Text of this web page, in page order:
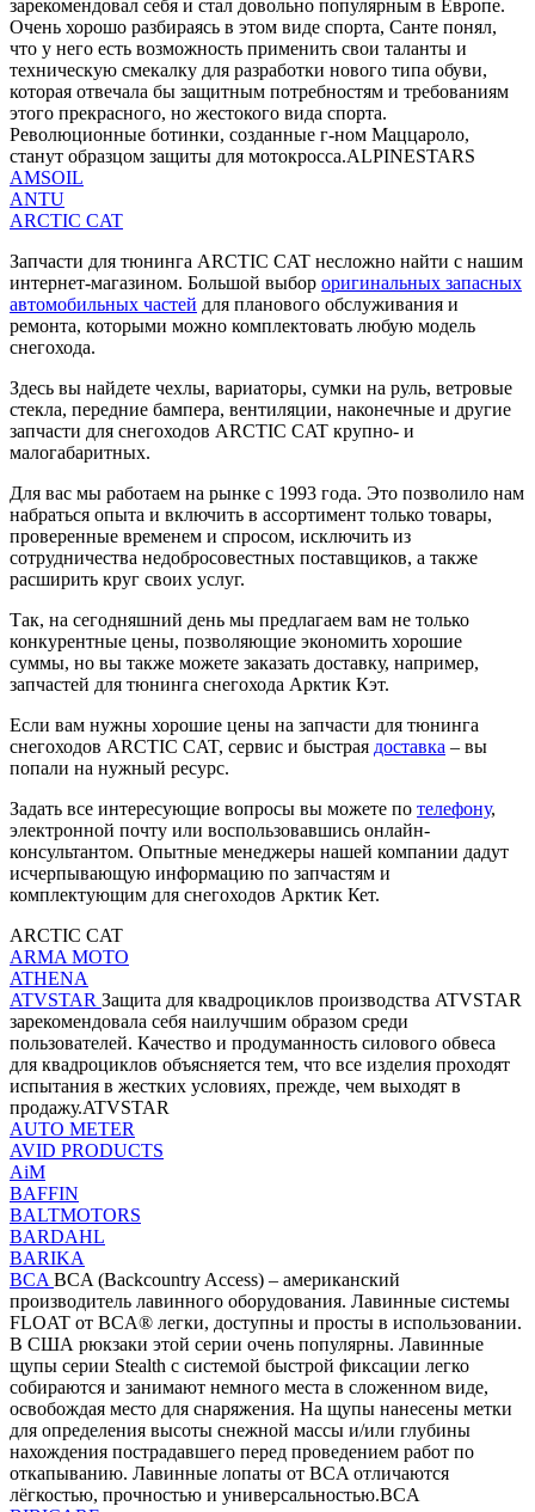
зарекомендовал себя и стал довольно популярным в Европе.
Очень хорошо разбираясь в этом виде спорта, Санте понял,
что у него есть возможность применить свои таланты и
техническую смекалку для разработки нового типа обуви,
которая отвечала бы защитным потребностям и требованиям
этого прекрасного, но жестокого вида спорта.
Революционные ботинки, созданные г-ном Маццароло,
станут образцом защиты для мотокросса.ALPINESTARS
AMSOIL
ANTU
ARCTIC CAT
Запчасти для тюнинга ARCTIC CAT несложно найти с нашим
интернет-магазином. Большой выбор оригинальных запасных
автомобильных частей для планового обслуживания и
ремонта, которыми можно комплектовать любую модель
снегохода.
Здесь вы найдете чехлы, вариаторы, сумки на руль, ветровые
стекла, передние бампера, вентиляции, наконечные и другие
запчасти для снегоходов ARCTIC CAT крупно- и
малогабаритных.
Для вас мы работаем на рынке с 1993 года. Это позволило нам
набраться опыта и включить в ассортимент только товары,
проверенные временем и спросом, исключить из
сотрудничества недобросовестных поставщиков, а также
расширить круг своих услуг.
Так, на сегодняшний день мы предлагаем вам не только
конкурентные цены, позволяющие экономить хорошие
суммы, но вы также можете заказать доставку, например,
запчастей для тюнинга снегохода Арктик Кэт.
Если вам нужны хорошие цены на запчасти для тюнинга
снегоходов ARCTIC CAT, сервис и быстрая доставка – вы
попали на нужный ресурс.
Задать все интересующие вопросы вы можете по телефону,
электронной почту или воспользовавшись онлайн-
консультантом. Опытные менеджеры нашей компании дадут
исчерпывающую информацию по запчастям и
комплектующим для снегоходов Арктик Кет.
ARCTIC CAT
ARMA MOTO
ATHENA
ATVSTAR Защита для квадроциклов производства ATVSTAR
зарекомендовала себя наилучшим образом среди
пользователей. Качество и продуманность силового обвеса
для квадроциклов объясняется тем, что все изделия проходят
испытания в жестких условиях, прежде, чем выходят в
продажу.ATVSTAR
AUTO METER
AVID PRODUCTS
AiM
BAFFIN
BALTMOTORS
BARDAHL
BARIKA
BCA BCA (Backcountry Access) – американский
производитель лавинного оборудования. Лавинные системы
FLOAT от BCA® легки, доступны и просты в использовании.
В США рюкзаки этой серии очень популярны. Лавинные
щупы серии Stealth с системой быстрой фиксации легко
собираются и занимают немного места в сложенном виде,
освобождая место для снаряжения. На щупы нанесены метки
для определения высоты снежной массы и/или глубины
нахождения пострадавшего перед проведением работ по
откапыванию. Лавинные лопаты от BCA отличаются
лёгкостью, прочностью и универсальностью.BCA